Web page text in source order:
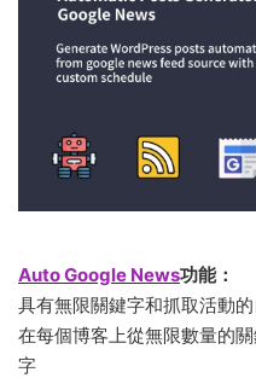
Auto Google News功能：
具有無限關鍵字和抓取活動
在每個博客上從無限數量的
字